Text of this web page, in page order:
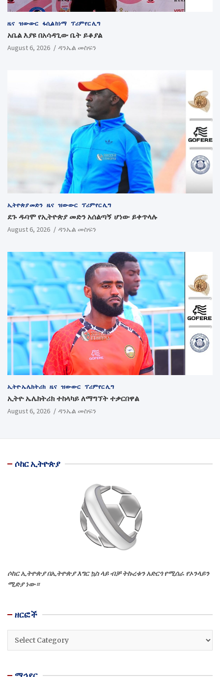
ዜና ዝውውር ፋሲል ከነማ ፕሪምየር ሊግ
አቤል እያዩ በአሳዳጊው ቤት ይቆያል
August 6, 2026 ዳንኤል መስፍን
ኢትዮጵያ መድን ዜና ዝውውር ፕሪምየር ሊግ
ደጉ ዱባሞ የኢትዮጵያ መድን አሰልጣኝ ሆነው ይቀጥላሉ
August 6, 2026 ዳንኤል መስፍን
ኢትዮ ኤሌክትሪክ ዜና ዝውውር ፕሪምየር ሊግ
ኢትዮ ኤሌክትሪክ ተከላካይ ለማግኘት ተቃርበዋል
August 6, 2026 ዳንኤል መስፍን
ሶከር ኢትዮጵያ
ሶከር ኢትዮጵያ በኢትዮጵያ እግር ኳስ ላይ ብቻ ትኩረቱን አድርጎ የሚሰራ የኦንላይን
ሚድያ ነው።
ዘርፎች
ዘርፎች